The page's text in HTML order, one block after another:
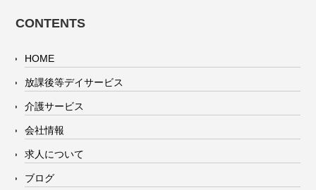
CONTENTS
HOME
放課後等デイサービス
介護サービス
会社情報
求人について
ブログ